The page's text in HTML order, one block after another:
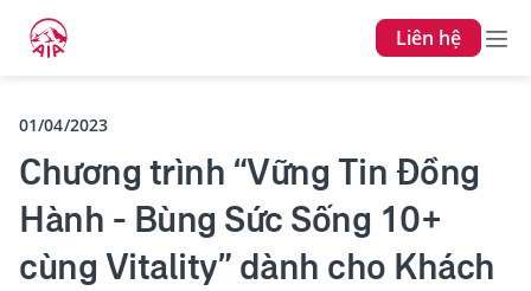
Liên hệ
01/04/2023
Chương trình “Vững Tin Đồng
Hành - Bùng Sức Sống 10+
cùng Vitality” dành cho Khách